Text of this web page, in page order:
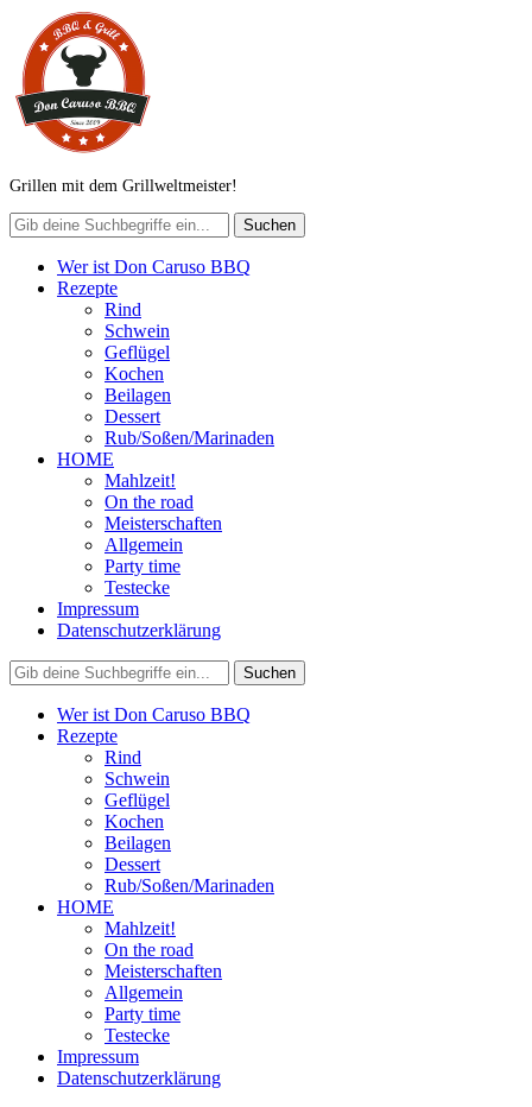
Grillen mit dem Grillweltmeister!
Wer ist Don Caruso BBQ
Rezepte
Rind
Schwein
Geflügel
Kochen
Beilagen
Dessert
Rub/Soßen/Marinaden
HOME
Mahlzeit!
On the road
Meisterschaften
Allgemein
Party time
Testecke
Impressum
Datenschutzerklärung
Wer ist Don Caruso BBQ
Rezepte
Rind
Schwein
Geflügel
Kochen
Beilagen
Dessert
Rub/Soßen/Marinaden
HOME
Mahlzeit!
On the road
Meisterschaften
Allgemein
Party time
Testecke
Impressum
Datenschutzerklärung